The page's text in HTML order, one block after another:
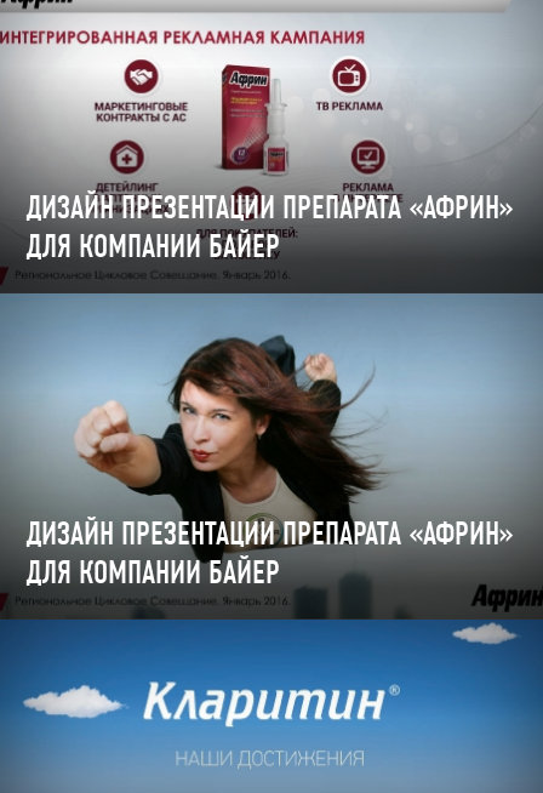
ДИЗАЙН ПРЕЗЕНТАЦИИ ПРЕПАРАТА «АФРИН»
ДЛЯ КОМПАНИИ БАЙЕР
ДИЗАЙН ПРЕЗЕНТАЦИИ ПРЕПАРАТА «АФРИН»
ДЛЯ КОМПАНИИ БАЙЕР